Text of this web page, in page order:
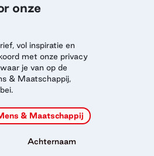
onze
vol inspiratie en
met onze privacy
je van op de
& Maatschappij,
& Maatschappij
Achternaam